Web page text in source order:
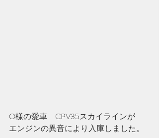
O様の愛車　CPV35スカイラインが
エンジンの異音により入庫しました。